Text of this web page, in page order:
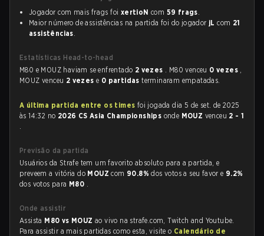
Jogador com mais frags foi xertioN com 59 frags.
Maior número de assistências na partida foi do jogador jL com 21
assistências.
Estatísticas Head-to-head
M80 e MOUZ haviam se enfrentado 2 vezes . M80 venceu 0 vezes ,
MOUZ venceu 2 vezese 0 partidasterminaram empatadas.
A última partida entre os times foi jogada dia 5 de set. de 2025
às 14:32 no 2026 CS Asia Championships onde MOUZ venceu 2 - 1
.
Previsão da partida
Usuários da Strafe tem um favorito absoluto para a partida, e
preveem a vitória do MOUZcom 90.8%dos votos a seu favor e 9.2%
dos votos para M80 .
Onde assistir
Assista M80 vs MOUZao vivo na strafe.com, Twitch and Youtube.
Para assistir a mais partidas como esta, visite o Calendário de